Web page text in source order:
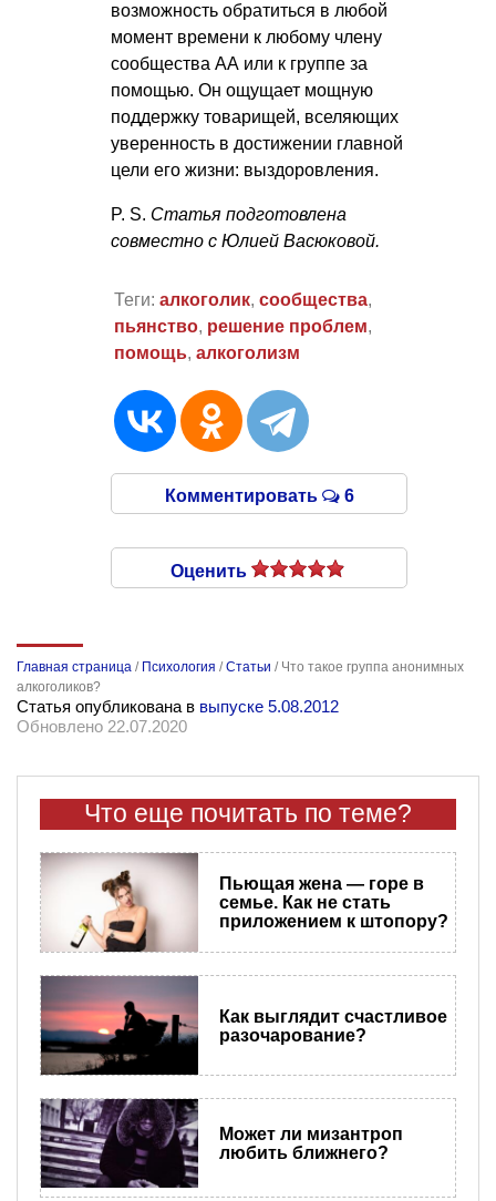
возможность обратиться в любой
момент времени к любому члену
сообщества АА или к группе за
помощью. Он ощущает мощную
поддержку товарищей, вселяющих
уверенность в достижении главной
цели его жизни: выздоровления.
P. S. Статья подготовлена
совместно с Юлией Васюковой.
Теги: алкоголик, сообщества,
пьянство, решение проблем,
помощь, алкоголизм
Комментировать 6
Оценить
Главная страница / Психология /Статьи / Что такое группа анонимных
алкоголиков?
Статья опубликована в выпуске 5.08.2012
Обновлено 22.07.2020
Что еще почитать по теме?
Пьющая жена — горе в
семье. Как не стать
приложением к штопору?
Как выглядит счастливое
разочарование?
Может ли мизантроп
любить ближнего?